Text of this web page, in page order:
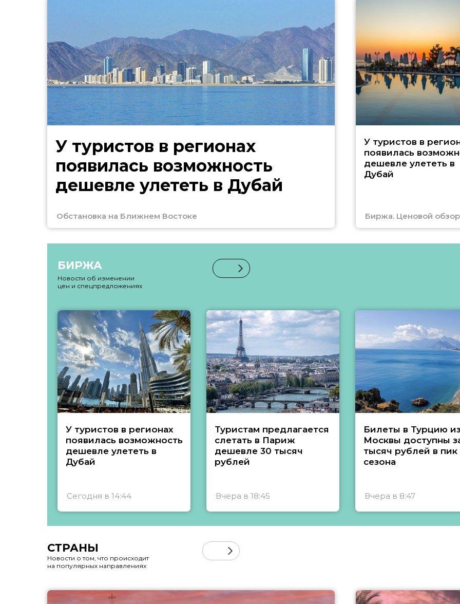
У туристов в регионах
появилась возможность
дешевле улететь в Дубай
Обстановка на Ближнем Востоке
У туристов в
появилась
дешевле улететь в
Дубай
Биржа. Ценовой обзор
БИРЖА
Новости об изменении
цен и спецпредложениях
У туристов в регионах
появилась возможность
дешевле улететь в
Дубай
Сегодня в 14:44
Туристам предлагается
слетать в Париж
дешевле 30 тысяч
рублей
Вчера в 18:45
Билеты в Турцию из
Москвы доступны
тысяч рублей в пик
сезона
Вчера в 8:47
СТРАНЫ
Новости о том, что происходит
на популярных направлениях